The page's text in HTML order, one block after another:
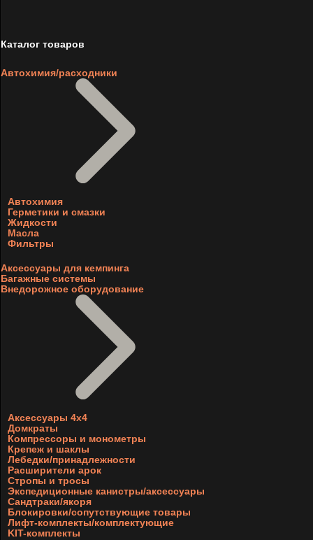
Каталог товаров
Автохимия/расходники
Автохимия
Герметики и смазки
Жидкости
Масла
Фильтры
Аксессуары для кемпинга
Багажные системы
Внедорожное оборудование
Аксессуары 4х4
Домкраты
Компрессоры и монометры
Крепеж и шаклы
Лебедки/принадлежности
Расширители арок
Стропы и тросы
Экспедиционные канистры/аксессуары
Сандтраки/якоря
Блокировки/сопутствующие товары
Лифт-комплекты/комплектующие
KIT-комплекты